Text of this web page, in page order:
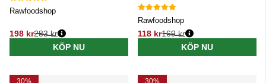
Rawfoodshop
198 kr
Ordinarie pris:
283 kr
KÖP NU
Rawfoodshop
118 kr
Ordinarie pris:
169 kr
KÖP NU
30% 30%